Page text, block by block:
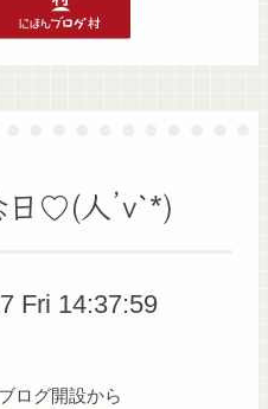
日♡(人’v`*)
Fri 14:38:01
ブログ開設から